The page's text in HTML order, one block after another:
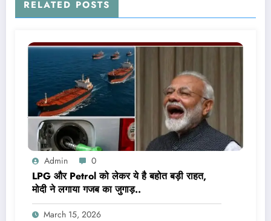
RELATED POSTS
Admin 0
LPG और Petrol को लेकर ये है बहोत बड़ी राहत,
मोदी ने लगाया गजब का जुगाड़..
March 15, 2026